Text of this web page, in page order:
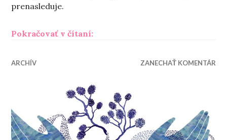
prenasleduje.
Pokračovať v čítaní:„Nite“
ARCHÍV ZANECHAŤ KOMENTÁR